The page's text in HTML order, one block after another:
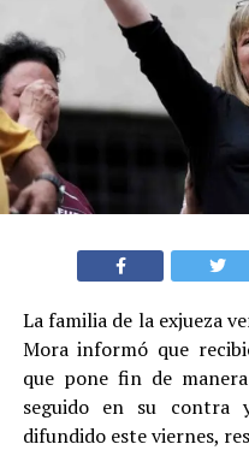
La familia de la exjueza
Mora informó que
que pone fin de
seguido en su contra
difundido este viernes,